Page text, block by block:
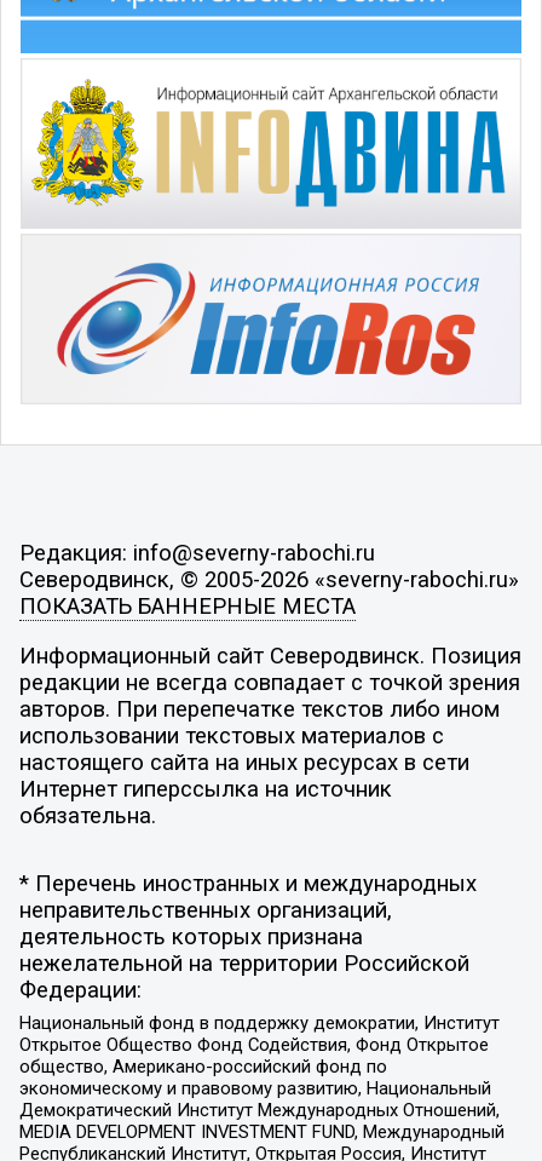
Редакция: info@severny-rabochi.ru
Северодвинск, © 2005-2026 «severny-rabochi.ru»
ПОКАЗАТЬ БАННЕРНЫЕ МЕСТА
Информационный сайт Северодвинск. Позиция
редакции не всегда совпадает с точкой зрения
авторов. При перепечатке текстов либо ином
использовании текстовых материалов с
настоящего сайта на иных ресурсах в сети
Интернет гиперссылка на источник
обязательна.
* Перечень иностранных и международных
неправительственных организаций,
деятельность которых признана
нежелательной на территории Российской
Федерации:
Национальный фонд в поддержку демократии, Институт
Открытое Общество Фонд Содействия, Фонд Открытое
общество, Американо-российский фонд по
экономическому и правовому развитию, Национальный
Демократический Институт Международных Отношений,
MEDIA DEVELOPMENT INVESTMENT FUND, Международный
Республиканский Институт, Открытая Россия, Институт